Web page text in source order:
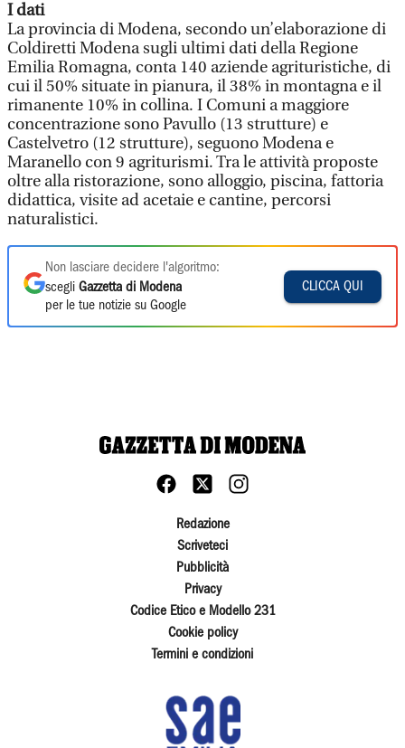
I dati
La provincia di Modena, secondo un’elaborazione di
Coldiretti Modena sugli ultimi dati della Regione
Emilia Romagna, conta 140 aziende agrituristiche, di
cui il 50% situate in pianura, il 38% in montagna e il
rimanente 10% in collina. I Comuni a maggiore
concentrazione sono Pavullo (13 strutture) e
Castelvetro (12 strutture), seguono Modena e
Maranello con 9 agriturismi. Tra le attività proposte
oltre alla ristorazione, sono alloggio, piscina, fattoria
didattica, visite ad acetaie e cantine, percorsi
naturalistici.
Non lasciare decidere l'algoritmo:
scegli Gazzetta di Modena
per le tue notizie su Google
CLICCA QUI
Redazione
Scriveteci
Pubblicità
Privacy
Codice Etico e Modello 231
Cookie policy
Termini e condizioni